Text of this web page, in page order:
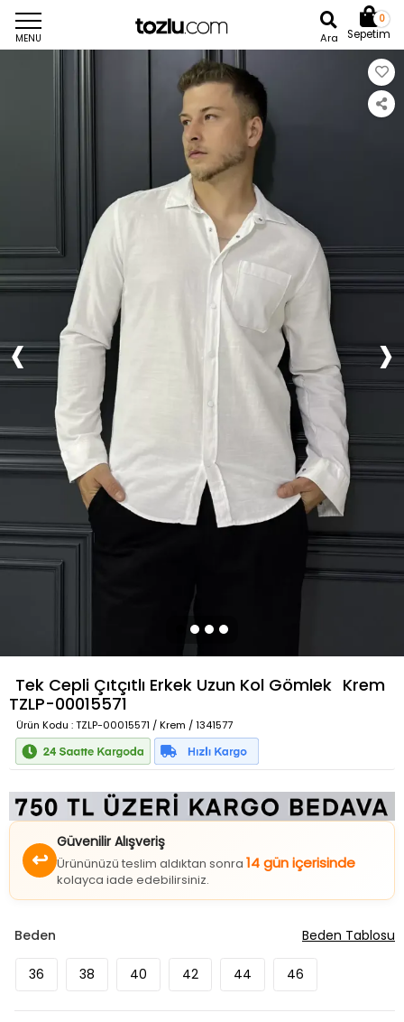
MENU Ara
0
Sepetim
Tek Cepli Çıtçıtlı Erkek Uzun Kol Gömlek Krem
TZLP-00015571
Ürün Kodu : TZLP-00015571 / Krem / 1341577
↩
Güvenilir Alışveriş
Ürününüzü teslim aldıktan sonra 14 gün içerisinde
kolayca iade edebilirsiniz.
Beden
36 38 40 42 44 46
Beden Tablosu